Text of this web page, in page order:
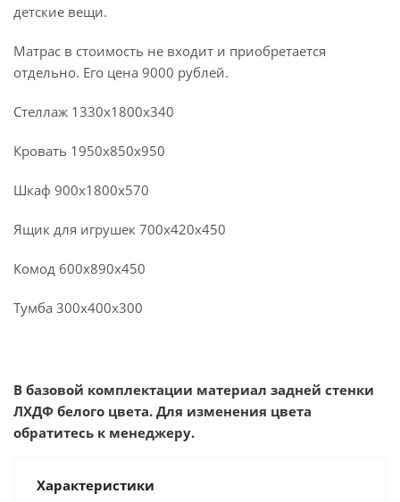
детские вещи.
Матрас в стоимость не входит и приобретается
отдельно. Его цена 9000 рублей.
Стеллаж 1330х1800х340
Кровать 1950х850х950
Шкаф 900х1800х570
Ящик для игрушек 700х420х450
Комод 600х890х450
Тумба 300х400х300
В базовой комплектации материал задней стенки
ЛХДФ белого цвета. Для изменения цвета
обратитесь к менеджеру.
Характеристики